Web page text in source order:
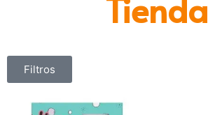
Tienda
Filtros